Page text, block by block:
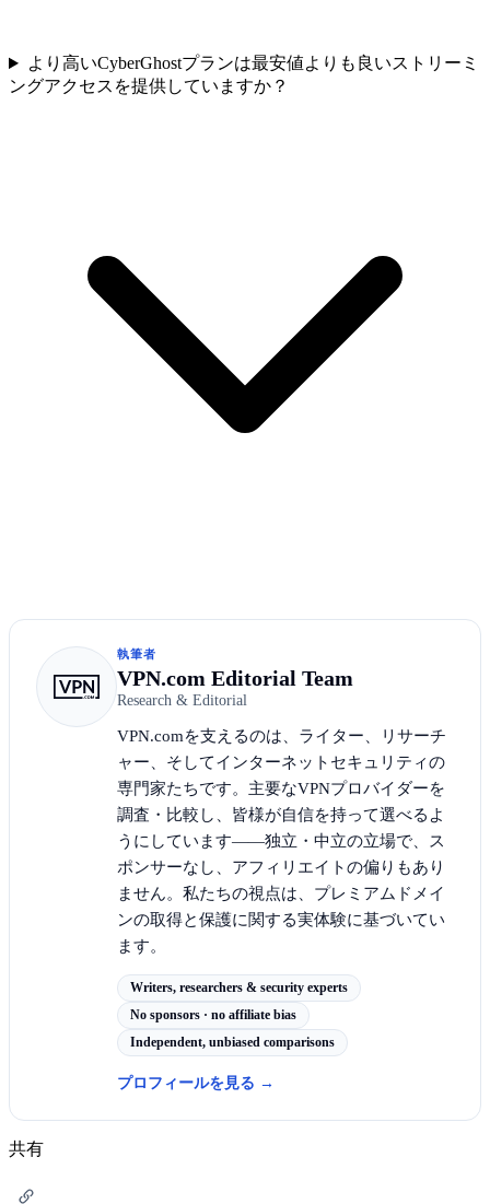
より高いCyberGhostプランは最安値よりも良いストリーミ
ングアクセスを提供していますか？
執筆者
VPN.com Editorial Team
Research & Editorial
VPN.comを支えるのは、ライター、リサーチ
ャー、そしてインターネットセキュリティの
専門家たちです。主要なVPNプロバイダーを
調査・比較し、皆様が自信を持って選べるよ
うにしています——独立・中立の立場で、ス
ポンサーなし、アフィリエイトの偏りもあり
ません。私たちの視点は、プレミアムドメイ
ンの取得と保護に関する実体験に基づいてい
ます。
Writers, researchers & security experts
No sponsors · no affiliate bias
Independent, unbiased comparisons
プロフィールを見る →
共有